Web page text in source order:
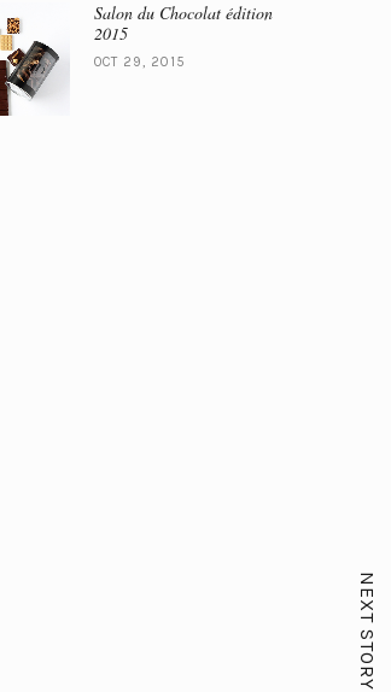
NEXT STORY
Salon du Chocolat édition
2015
OCT 29, 2015